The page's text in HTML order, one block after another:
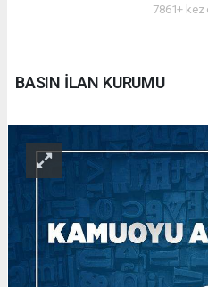
7861+ kez
BASIN İLAN KURUMU